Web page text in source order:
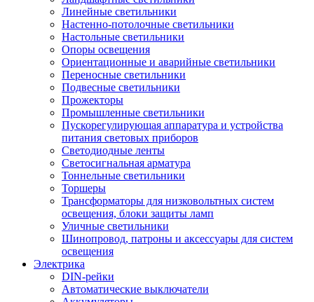
Линейные светильники
Настенно-потолочные светильники
Настольные светильники
Опоры освещения
Ориентационные и аварийные светильники
Переносные светильники
Подвесные светильники
Прожекторы
Промышленные светильники
Пускорегулирующая аппаратура и устройства
питания световых приборов
Светодиодные ленты
Светосигнальная арматура
Тоннельные светильники
Торшеры
Трансформаторы для низковольтных систем
освещения, блоки защиты ламп
Уличные светильники
Шинопровод, патроны и аксессуары для систем
освещения
Электрика
DIN-рейки
Автоматические выключатели